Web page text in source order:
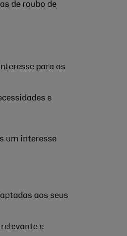
de roubo de
para os
e
um interesse
aos seus
e